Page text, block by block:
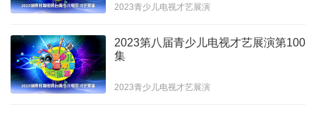
2023青少儿电视才艺展演
2023第八届青少儿电视才艺展演第100
集
2023青少儿电视才艺展演